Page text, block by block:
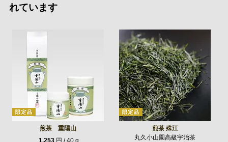
れています
煎茶 重陽山
1,253円 / 40 g
煎茶 殊江
丸久小山園高級宇治茶